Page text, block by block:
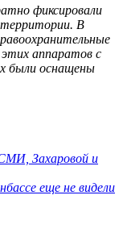
фиксировали
территории. В
этих аппаратов с
были оснащены
Захаровой и
еще не видели